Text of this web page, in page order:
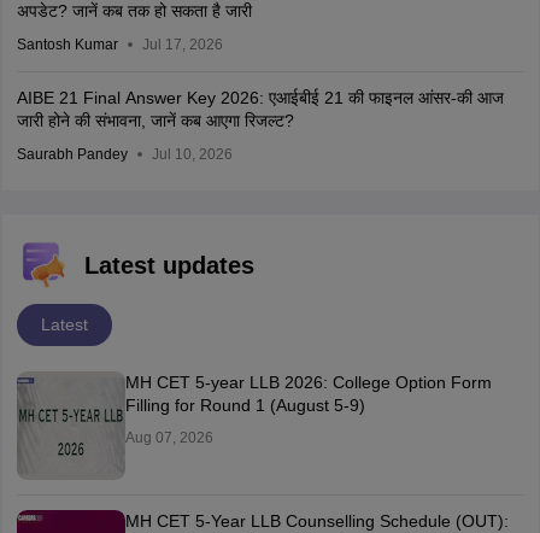
अपडेट? जानें कब तक हो सकता है जारी
Santosh Kumar Jul 17, 2026
AIBE 21 Final Answer Key 2026: एआईबीई 21 की फाइनल आंसर-की आज
जारी होने की संभावना, जानें कब आएगा रिजल्ट?
Saurabh Pandey Jul 10, 2026
Latest updates
Latest
MH CET 5-year LLB 2026: College Option Form
Filling for Round 1 (August 5-9)
Aug 07, 2026
MH CET 5-Year LLB Counselling Schedule (OUT):